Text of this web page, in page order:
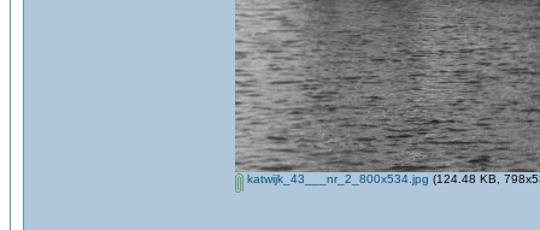
katwijk_43___nr_2_800x534.jpg (124.48 KB,